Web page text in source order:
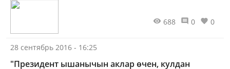
688 0 0
28 сентябрь 2016 - 16:25
"Президент ышанычын аклар өчен, кулдан